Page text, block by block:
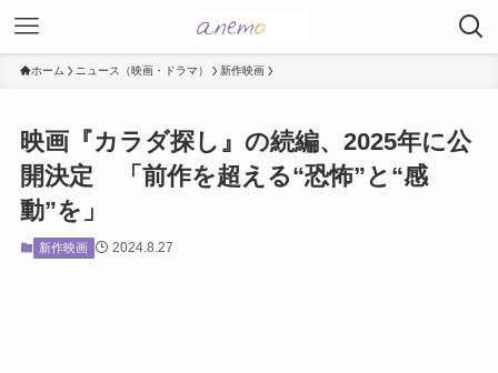
ホーム ニュース（映画・ドラマ） 新作映画
映画『カラダ探し』の続編、2025年に公
開決定 「前作を超える“恐怖”と“感
動”を」
新作映画 2024.8.27